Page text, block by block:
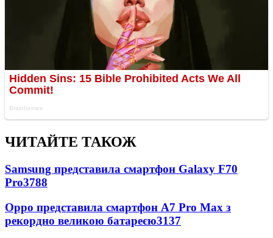
ЧИТАЙТЕ ТАКОЖ
Samsung представила смартфон Galaxy F70
Pro3788
Oppo представила смартфон A7 Pro Max з
рекордно великою батареєю3137